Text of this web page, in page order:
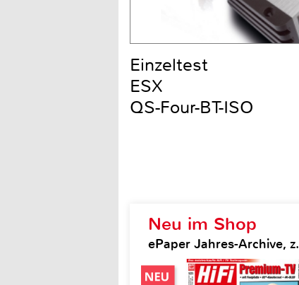
Neu im Shop
ePaper Jahres-Archive,
Einzeltest
ESX
QS-Four-BT-ISO